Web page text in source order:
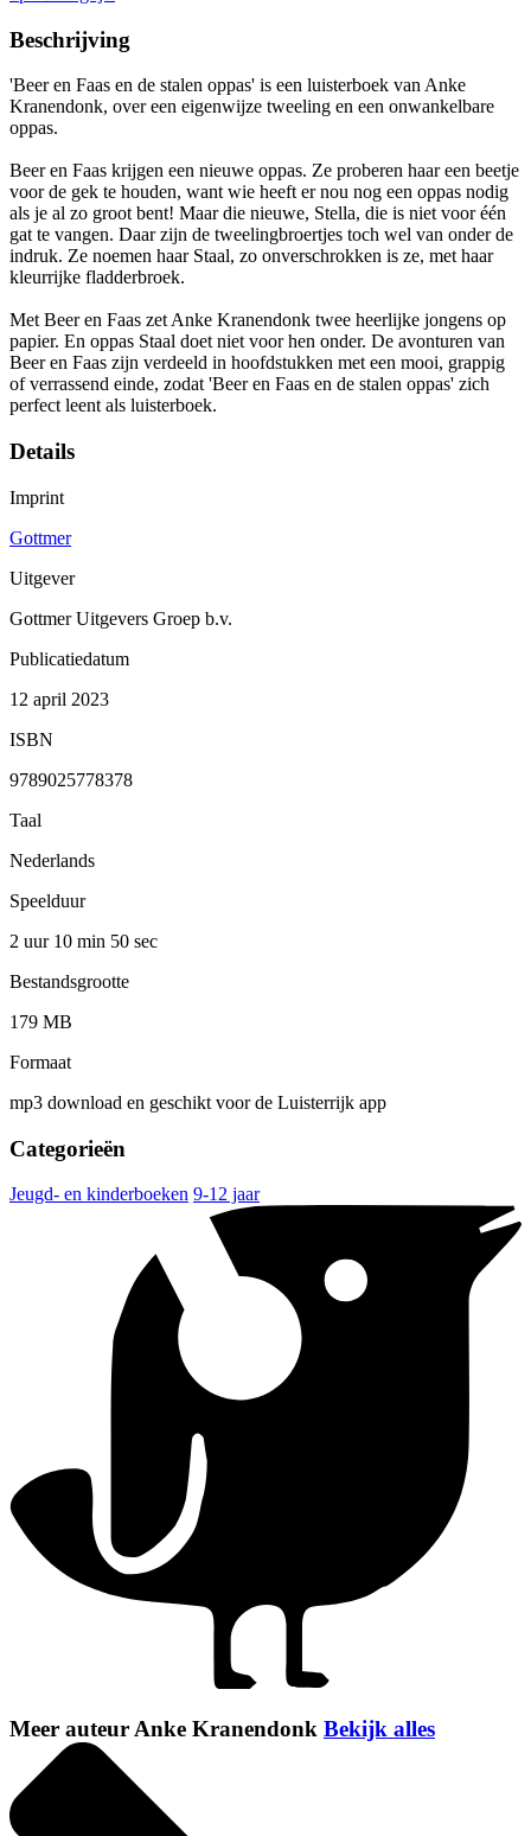
Beschrijving
'Beer en Faas en de stalen oppas' is een luisterboek van Anke
Kranendonk, over een eigenwijze tweeling en een onwankelbare
oppas.
Beer en Faas krijgen een nieuwe oppas. Ze proberen haar een beetje
voor de gek te houden, want wie heeft er nou nog een oppas nodig
als je al zo groot bent! Maar die nieuwe, Stella, die is niet voor één
gat te vangen. Daar zijn de tweelingbroertjes toch wel van onder de
indruk. Ze noemen haar Staal, zo onverschrokken is ze, met haar
kleurrijke fladderbroek.
Met Beer en Faas zet Anke Kranendonk twee heerlijke jongens op
papier. En oppas Staal doet niet voor hen onder. De avonturen van
Beer en Faas zijn verdeeld in hoofdstukken met een mooi, grappig
of verrassend einde, zodat 'Beer en Faas en de stalen oppas' zich
perfect leent als luisterboek.
Details
Imprint
Gottmer
Uitgever
Gottmer Uitgevers Groep b.v.
Publicatiedatum
12 april 2023
ISBN
9789025778378
Taal
Nederlands
Speelduur
2 uur 10 min 50 sec
Bestandsgrootte
179 MB
Formaat
mp3 download en geschikt voor de Luisterrijk app
Categorieën
Jeugd- en kinderboeken 9-12 jaar
Meer auteur Anke Kranendonk Bekijk alles